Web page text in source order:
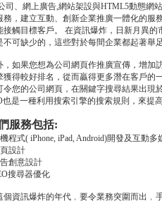
司、網上廣告,網站架設與HTML5動態網
務，建立互動、創新企業推廣一體化的服
接觸目標客戶。 在資訊爆炸，日新月異
不可缺少的，這些對於每間企業都起著舉
，如果您想為公司網頁作推廣宣傳，增加
獲得較好排名，從而贏得更多潛在客戶的
令您的公司網頁，在關鍵字搜尋結果出現
也是一種利用搜索引擎的搜索規則，來提
服務包括:
程式( iPhone, iPad, Android)開發及互動多
設計
創意設計
搜尋器優化
個資訊爆炸的年代﹐要令業務突圍而出﹐